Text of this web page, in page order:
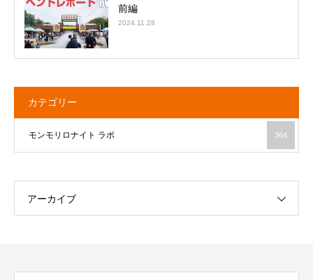
前編
2024.11.28
カテゴリー
モンモリロナイト ラボ 364
アーカイブ